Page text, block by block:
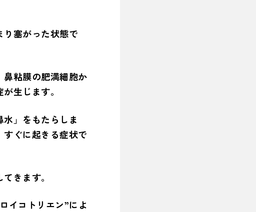
り塞がった状態で
粘膜の肥満細胞か
生じます。
」をもたらしま
ぐに起きる症状で
きます。
イコトリエン”によ